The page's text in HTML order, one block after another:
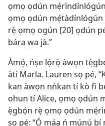
ọmọ ọdún
ọmọ ọdún mẹ́tàdínlógún
rẹ̀ ọmọ ogún [20] ọdún
bára wa jà.”
Àmọ́, ńṣe lọ̀rọ̀ àwọn
àti Marla. Lauren sọ pé,
kan àwọn nǹkan tí kò fi
ohun tí Alice, ọmọ ọdún
ẹ̀gbọ́n rẹ̀ ọmọ ọdún
sọ pé: “Ó máa ń múnú